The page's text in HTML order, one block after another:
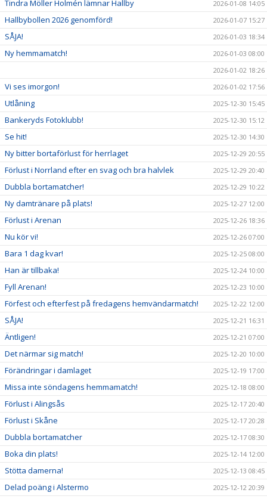
Tindra Möller Holmén lämnar Hallby 2026-01-08 14:05
Hallbybollen 2026 genomförd! 2026-01-07 15:27
SÅJA! 2026-01-03 18:34
Ny hemmamatch!
2026-01-03 08:00
2026-01-02 18:26
Vi ses imorgon! 2026-01-02 17:56
Utlåning 2025-12-30 15:45
Bankeryds Fotoklubb! 2025-12-30 15:12
Se hit! 2025-12-30 14:30
Ny bitter bortaförlust för herrlaget 2025-12-29 20:55
Förlust i Norrland efter en svag och bra halvlek 2025-12-29 20:40
Dubbla bortamatcher! 2025-12-29 10:22
Ny damtränare på plats! 2025-12-27 12:00
Förlust i Arenan 2025-12-26 18:36
Nu kör vi! 2025-12-26 07:00
Bara 1 dag kvar! 2025-12-25 08:00
Han är tillbaka! 2025-12-24 10:00
Fyll Arenan! 2025-12-23 10:00
Förfest och efterfest på fredagens hemvändarmatch! 2025-12-22 12:00
SÅJA! 2025-12-21 16:31
Äntligen! 2025-12-21 07:00
Det närmar sig match! 2025-12-20 10:00
Förändringar i damlaget 2025-12-19 17:00
Missa inte söndagens hemmamatch! 2025-12-18 08:00
Förlust i Alingsås 2025-12-17 20:40
Förlust i Skåne 2025-12-17 20:28
Dubbla bortamatcher 2025-12-17 08:30
Boka din plats! 2025-12-14 12:00
Stötta damerna! 2025-12-13 08:45
Delad poäng i Alstermo 2025-12-12 20:39